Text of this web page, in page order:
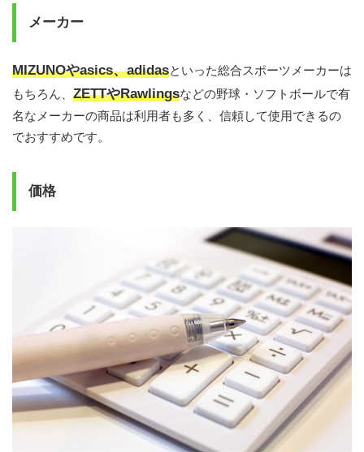
メーカー
MIZUNOやasics、adidasといった総合スポーツメーカーは
もちろん、 ZETTやRawlingsなどの野球・ソフトボールで有
名なメーカーの商品は利用者も多く、信頼して使用できるの
でおすすめです。
価格